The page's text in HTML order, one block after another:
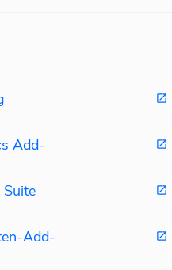
Add-
Add-